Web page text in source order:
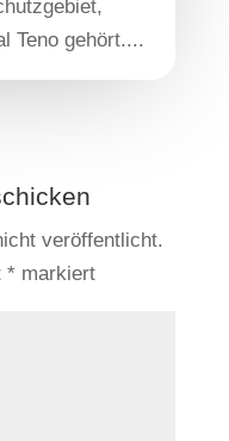
Teno gehört....
veröffentlicht.
*markiert